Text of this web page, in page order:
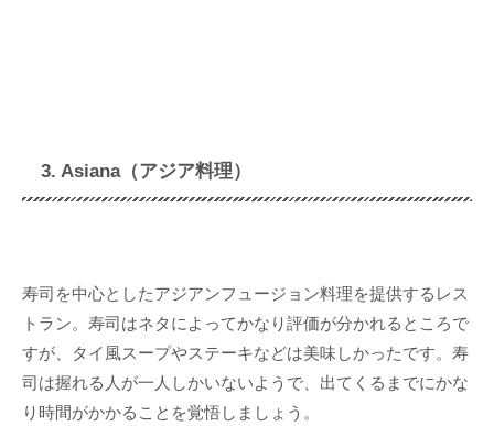
3. Asiana（アジア料理）
寿司を中心としたアジアンフュージョン料理を提供するレス
トラン。寿司はネタによってかなり評価が分かれるところで
すが、タイ風スープやステーキなどは美味しかったです。寿
司は握れる人が一人しかいないようで、出てくるまでにかな
り時間がかかることを覚悟しましょう。